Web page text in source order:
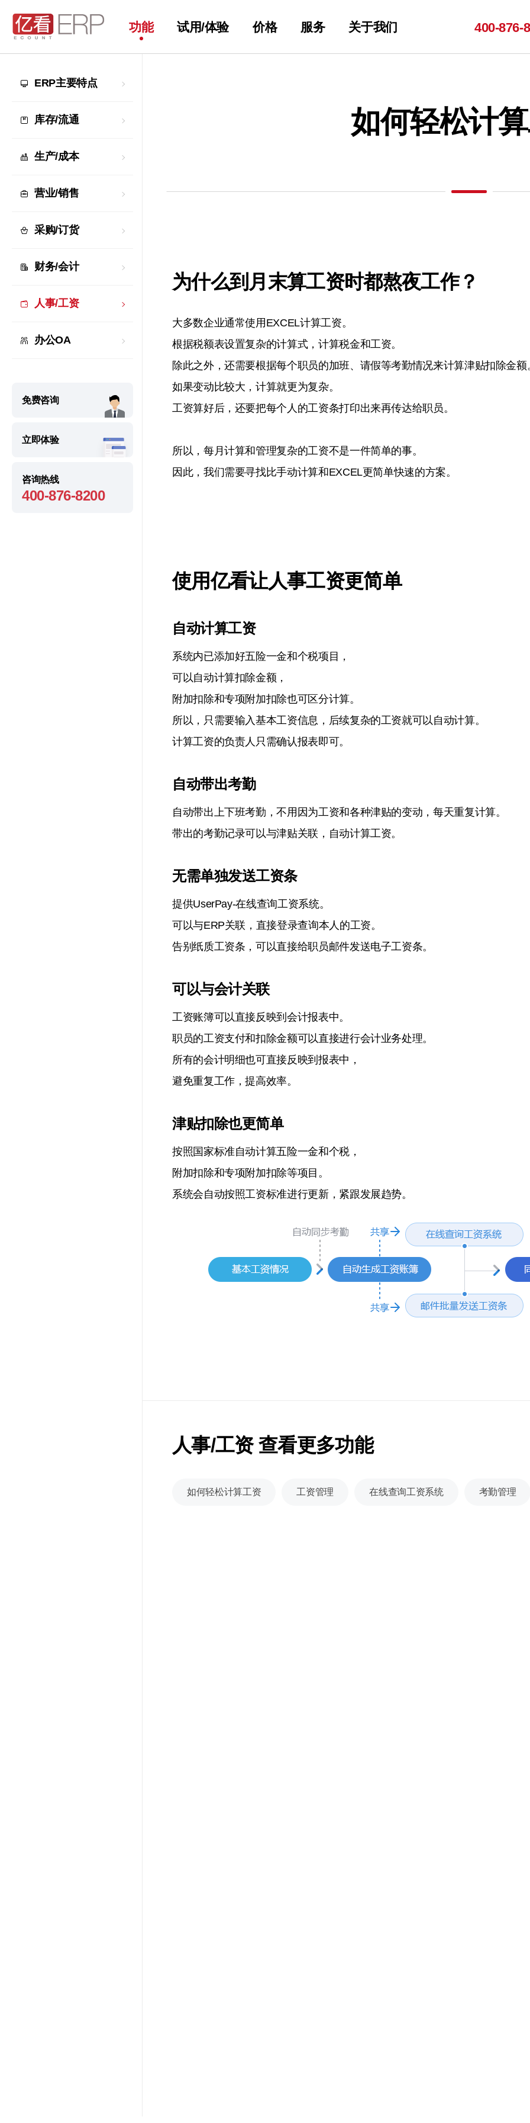
功能 试用/体验 价格 服务 关于我们 400-876-
ERP主要特点
库存/流通
生产/成本
营业/销售
采购/订货
财务/会计
人事/工资
办公OA
免费咨询
立即体验
咨询热线
400-876-8200
如何轻松计
为什么到月末算工资时都熬夜工作？
大多数企业通常使用EXCEL计算工资。
根据税额表设置复杂的计算式，计算税金和工资。
除此之外，还需要根据每个职员的加班、请假等考勤情况来计算津贴扣除金额
如果变动比较大，计算就更为复杂。
工资算好后，还要把每个人的工资条打印出来再传达给职员。
所以，每月计算和管理复杂的工资不是一件简单的事。
因此，我们需要寻找比手动计算和EXCEL更简单快速的方案。
使用亿看让人事工资更简单
自动计算工资
系统内已添加好五险一金和个税项目，
可以自动计算扣除金额，
附加扣除和专项附加扣除也可区分计算。
所以，只需要输入基本工资信息，后续复杂的工资就可以自动计算。
计算工资的负责人只需确认报表即可。
自动带出考勤
自动带出上下班考勤，不用因为工资和各种津贴的变动，每天重复计算。
带出的考勤记录可以与津贴关联，自动计算工资。
无需单独发送工资条
提供UserPay-在线查询工资系统。
可以与ERP关联，直接登录查询本人的工资。
告别纸质工资条，可以直接给职员邮件发送电子工资条。
可以与会计关联
工资账簿可以直接反映到会计报表中。
职员的工资支付和扣除金额可以直接进行会计业务处理。
所有的会计明细也可直接反映到报表中，
避免重复工作，提高效率。
津贴扣除也更简单
按照国家标准自动计算五险一金和个税，
附加扣除和专项附加扣除等项目。
系统会自动按照工资标准进行更新，紧跟发展趋势。
人事/工资 查看更多功能
如何轻松计算工资 工资管理 在线查询工资系统 考勤管理